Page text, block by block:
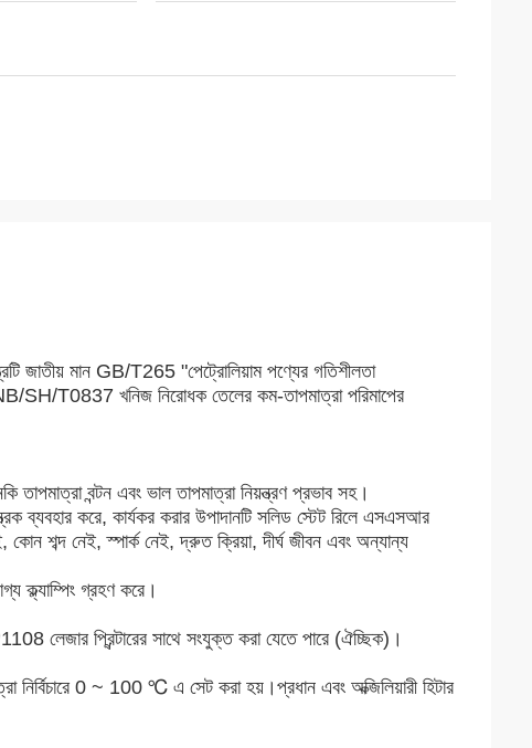
জাতীয় মান GB/T265 "পেট্রোলিয়াম পণ্যের গতিশীলতা
NB/SH/T0837 খনিজ নিরোধক তেলের কম-তাপমাত্রা পরিমাপের
তাপমাত্রা বন্টন এবং ভাল তাপমাত্রা নিয়ন্ত্রণ প্রভাব সহ।
ব্যবহার করে, কার্যকর করার উপাদানটি সলিড স্টেট রিলে এসএসআর
কোন শব্দ নেই, স্পার্ক নেই, দ্রুত ক্রিয়া, দীর্ঘ জীবন এবং অন্যান্য
ক্ল্যাম্পিং গ্রহণ করে।
লেজার প্রিন্টারের সাথে সংযুক্ত করা যেতে পারে (ঐচ্ছিক)।
নির্বিচারে 0 ~ 100 ℃ এ সেট করা হয়।প্রধান এবং অক্জিলিয়ারী হিটার